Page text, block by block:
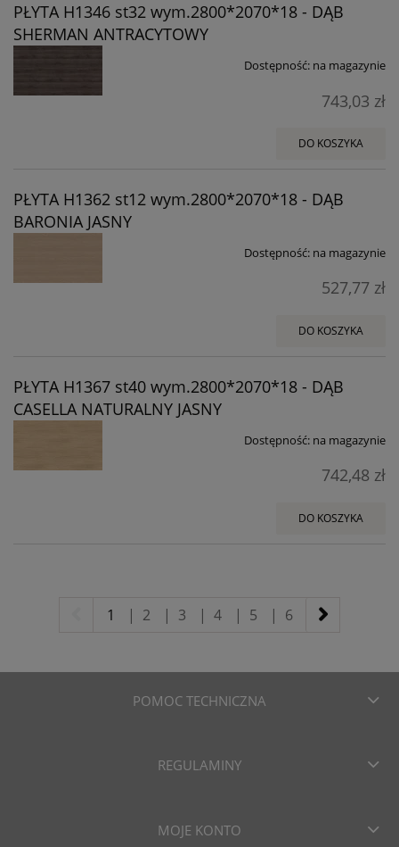
PŁYTA H1346 st32 wym.2800*2070*18 - DĄB
SHERMAN ANTRACYTOWY
Dostępność: na magazynie
743,03 zł
DO KOSZYKA
PŁYTA H1362 st12 wym.2800*2070*18 - DĄB
BARONIA JASNY
Dostępność: na magazynie
527,77 zł
DO KOSZYKA
PŁYTA H1367 st40 wym.2800*2070*18 - DĄB
CASELLA NATURALNY JASNY
Dostępność: na magazynie
742,48 zł
DO KOSZYKA
1 | 2 | 3 | 4 | 5 | 6
POMOC TECHNICZNA
REGULAMINY
MOJE KONTO